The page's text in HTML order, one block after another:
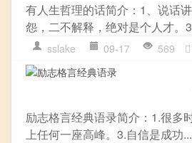
有人生哲理的话简介：1、说话
怨，二不解释，绝对是个人才。
sslake 09-17 569
励志格言经典语录简介：1.很多
上任何一座高峰。3.自信是成功...